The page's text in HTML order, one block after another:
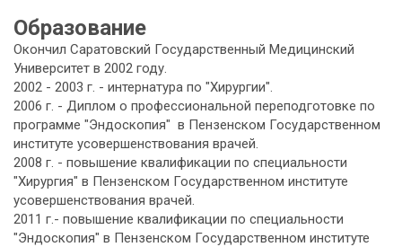
Образование
Окончил Саратовский Государственный Медицинский
Университет в 2002 году.
2002 - 2003 г. - интернатура по "Хирургии".
2006 г. - Диплом о профессиональной переподготовке по
программе "Эндоскопия" в Пензенском Государственном
институте усовершенствования врачей.
2008 г. - повышение квалификации по специальности
"Хирургия" в Пензенском Государственном институте
усовершенствования врачей.
2011 г.- повышение квалификации по специальности
"Эндоскопия" в Пензенском Государственном институте